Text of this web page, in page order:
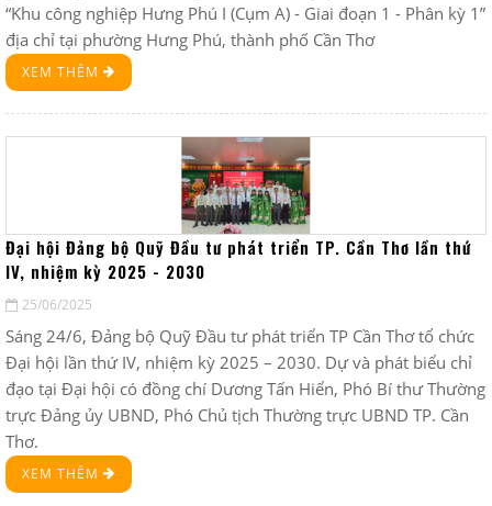
“Khu công nghiệp Hưng Phú I (Cụm A) - Giai đoạn 1 - Phân kỳ 1”
địa chỉ tại phường Hưng Phú, thành phố Cần Thơ
XEM THÊM
Đại hội Đảng bộ Quỹ Đầu tư phát triển TP. Cần Thơ lần thứ
IV, nhiệm kỳ 2025 - 2030
25/06/2025
Sáng 24/6, Đảng bộ Quỹ Đầu tư phát triển TP Cần Thơ tổ chức
Đại hội lần thứ IV, nhiệm kỳ 2025 – 2030. Dự và phát biểu chỉ
đạo tại Đại hội có đồng chí Dương Tấn Hiển, Phó Bí thư Thường
trực Đảng ủy UBND, Phó Chủ tịch Thường trực UBND TP. Cần
Thơ.
XEM THÊM